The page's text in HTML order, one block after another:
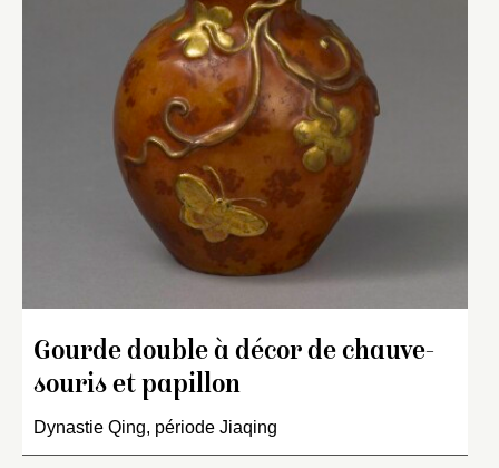
Gourde double à décor de chauve-
souris et papillon
Dynastie Qing, période Jiaqing